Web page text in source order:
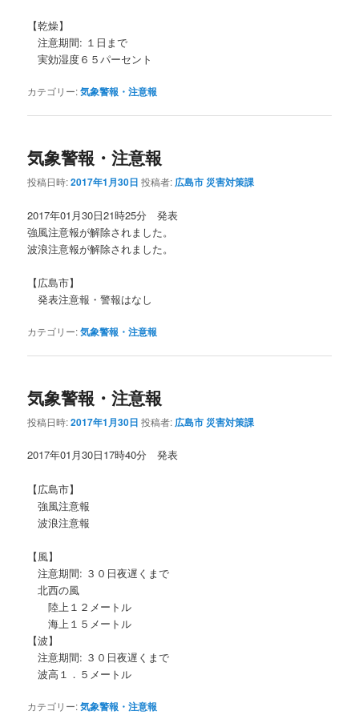
【乾燥】
注意期間: １日まで
実効湿度６５パーセント
カテゴリー:気象警報・注意報
気象警報・注意報
投稿日時:2017年1月30日 投稿者: 広島市 災害対策課
2017年01月30日21時25分 発表
強風注意報が解除されました。
波浪注意報が解除されました。
【広島市】
発表注意報・警報はなし
カテゴリー:気象警報・注意報
気象警報・注意報
投稿日時:2017年1月30日 投稿者: 広島市 災害対策課
2017年01月30日17時40分 発表
【広島市】
強風注意報
波浪注意報
【風】
注意期間: ３０日夜遅くまで
北西の風
陸上１２メートル
海上１５メートル
【波】
注意期間: ３０日夜遅くまで
波高１．５メートル
カテゴリー:気象警報・注意報